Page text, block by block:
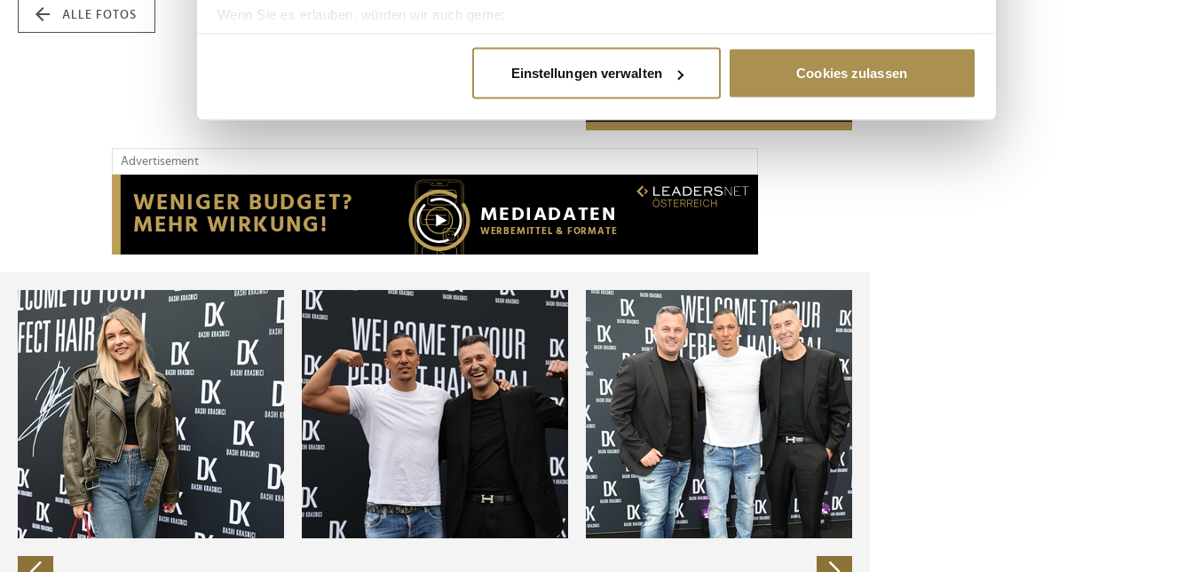
Wenn Sie es erlauben, würden wir auch gerne:
Erfahren Sie mehr darüber, wie Ihre persönlichen Daten verarbeitet werden, und legen Sie Ihre Präferenzen im
Wir verwenden Cookies, um Inhalte und Anzeigen zu personalisieren, Funktionen für soziale Medien anbieten zu können
Website an unsere Partner für soziale Medien, Werbung und Analysen weiter. Unsere Partner führen diese Informationen
möglicherweise mit weiteren Daten zusammen, die Sie ihnen bereitgestellt haben oder die sie im Rahmen Ihrer Nutzung
der Dienste gesammelt haben.
Einstellungen verwalten Cookies zulassen
ALLE FOTOS
Advertisement